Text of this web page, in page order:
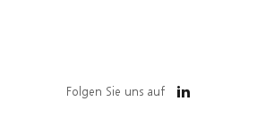
Folgen Sie uns auf